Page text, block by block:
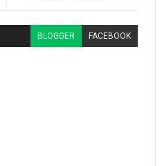
BLOGGER FACEBOOK